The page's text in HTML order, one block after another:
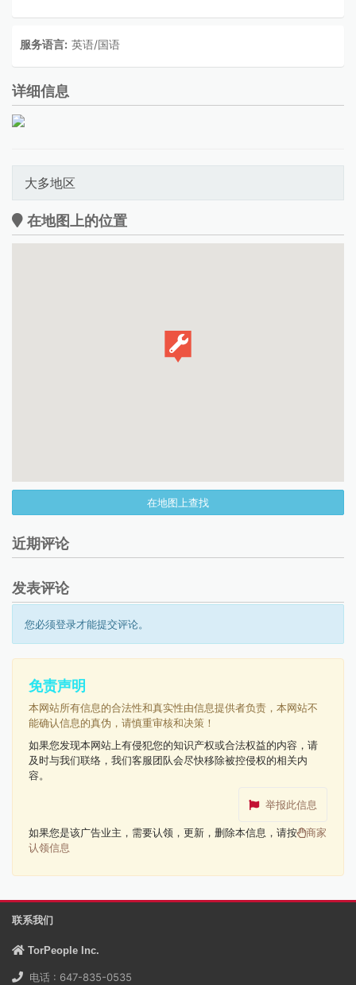
服务语言: 英语/国语
详细信息
大多地区
在地图上的位置
在地图上查找
近期评论
发表评论
您必须登录才能提交评论。
免责声明
本网站所有信息的合法性和真实性由信息提供者负责，本网站不
能确认信息的真伪，请慎重审核和决策！
如果您发现本网站上有侵犯您的知识产权或合法权益的内容，请
及时与我们联络，我们客服团队会尽快移除被控侵权的相关内
容。
举报此信息
如果您是该广告业主，需要认领，更新，删除本信息，请按
商家
认领信息
联系我们
TorPeople Inc.
电话 : 647-835-0535